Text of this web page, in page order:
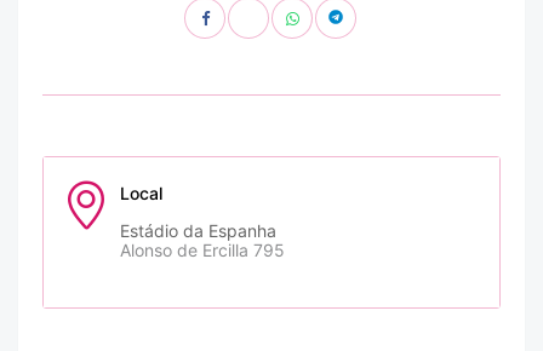
Local
Estádio da Espanha
Alonso de Ercilla 795